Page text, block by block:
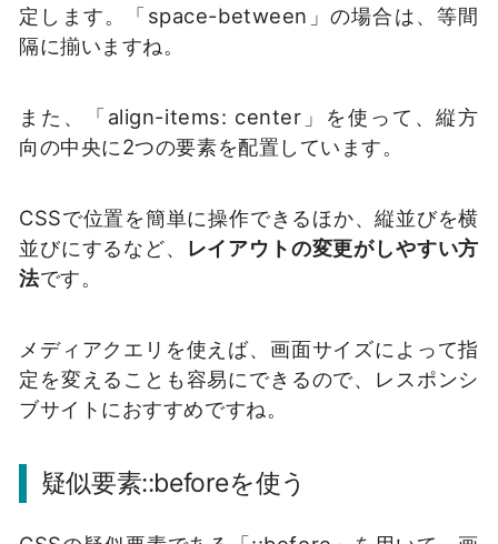
定します。「space-between」の場合は、等間
隔に揃いますね。
また、「align-items: center」を使って、縦方
向の中央に2つの要素を配置しています。
CSSで位置を簡単に操作できるほか、縦並びを横
並びにするなど、
レイアウトの変更がしやすい方
法です。
メディアクエリを使えば、画面サイズによって指
定を変えることも容易にできるので、レスポンシ
ブサイトにおすすめですね。
疑似要素::beforeを使う